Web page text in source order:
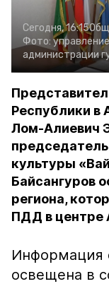
Сегодня, 16:15
Фото:
администрации
Республики в
Лом-Алиевич
культуры
Байсангуров
региона,
ПДД в центре
Информация
освещена в